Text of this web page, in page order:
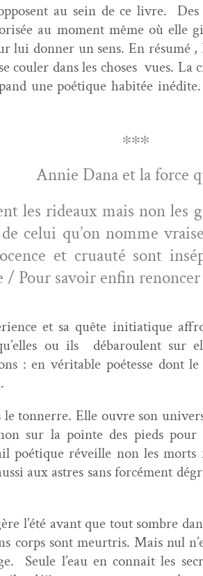
au sein de ce livre.
au moment même où elle
lui don­ner un sens. En résumé
couler dans les choses vues.
une poé­tique habitée
∗∗∗
Annie Dana et la force
les rideaux mais non les
celui qu’on nomme
et cru­auté sont
/ Pour savoir enfin
et sa quête ini­ti­a­tique
ou ils débaroulent sur
: en véri­ta­ble poétesse dont le
ton­nerre. Elle ouvre son
sur la pointe des pieds
poé­tique réveille non les morts
aux astres sans for­cé­ment
l’été avant que tout som­bre
corps sont meur­tris. Mais nul
Seule l’eau en con­nait les